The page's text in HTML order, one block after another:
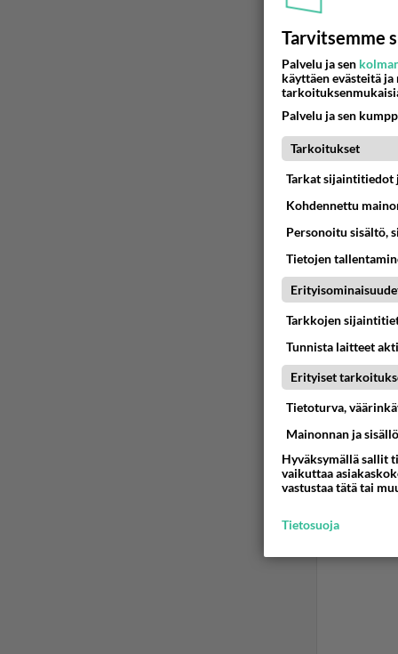
joku
suku,
Esim.
Tarvitsemme
Palvelu ja sen
käyttäen evästeitä
Palvelu ja sen
Tarkoitukset
Tarkat sijaintitiedot
Kohdennettu
Personoitu sisältö,
Tietojen
Tarkkojen
Tunnista laitteet
Erityiset
Tietoturva,
Mainonnan ja
Hyväksymällä sallit
vaikuttaa
vastustaa tätä tai
Tietosuoja